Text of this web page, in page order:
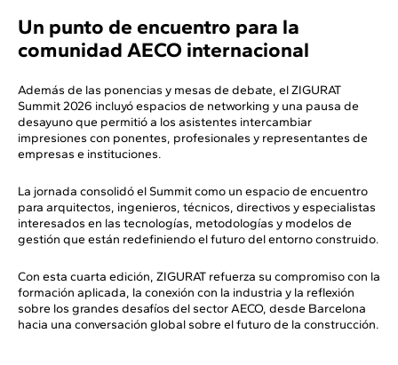
Un punto de encuentro para la
comunidad AECO internacional
Además de las ponencias y mesas de debate, el ZIGURAT
Summit 2026 incluyó espacios de networking y una pausa de
desayuno que permitió a los asistentes intercambiar
impresiones con ponentes, profesionales y representantes de
empresas e instituciones.
La jornada consolidó el Summit como un espacio de encuentro
para arquitectos, ingenieros, técnicos, directivos y especialistas
interesados en las tecnologías, metodologías y modelos de
gestión que están redefiniendo el futuro del entorno construido.
Con esta cuarta edición, ZIGURAT refuerza su compromiso con la
formación aplicada, la conexión con la industria y la reflexión
sobre los grandes desafíos del sector AECO, desde Barcelona
hacia una conversación global sobre el futuro de la construcción.